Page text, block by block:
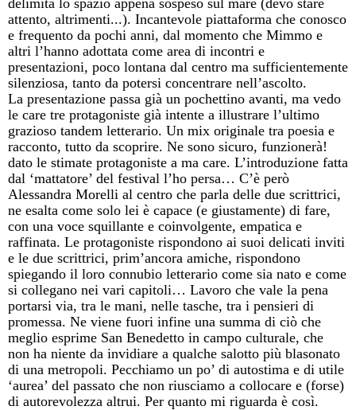
attento, altrimenti...). Incantevole piattaforma che conosco
e frequento da pochi anni, dal momento che Mimmo e
altri l’hanno adottata come area di incontri e
presentazioni, poco lontana dal centro ma sufficientemente
silenziosa, tanto da potersi concentrare nell’ascolto.
La presentazione passa già un pochettino avanti, ma vedo
le care tre protagoniste già intente a illustrare l’ultimo
grazioso tandem letterario. Un mix originale tra poesia e
racconto, tutto da scoprire. Ne sono sicuro, funzionerà!
dato le stimate protagoniste a ma care. L’introduzione fatta
dal ‘mattatore’ del festival l’ho persa… C’è però
Alessandra Morelli al centro che parla delle due scrittrici,
ne esalta come solo lei è capace (e giustamente) di fare,
con una voce squillante e coinvolgente, empatica e
raffinata. Le protagoniste rispondono ai suoi delicati inviti
e le due scrittrici, prim’ancora amiche, rispondono
spiegando il loro connubio letterario come sia nato e come
si collegano nei vari capitoli… Lavoro che vale la pena
portarsi via, tra le mani, nelle tasche, tra i pensieri di
promessa. Ne viene fuori infine una summa di ciò che
meglio esprime San Benedetto in campo culturale, che
non ha niente da invidiare a qualche salotto più blasonato
di una metropoli. Pecchiamo un po’ di autostima e di utile
‘aurea’ del passato che non riusciamo a collocare e (forse)
di autorevolezza altrui. Per quanto mi riguarda è così.